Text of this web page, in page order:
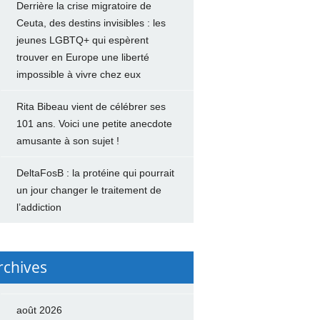
Derrière la crise migratoire de
Ceuta, des destins invisibles : les
jeunes LGBTQ+ qui espèrent
trouver en Europe une liberté
impossible à vivre chez eux
Rita Bibeau vient de célébrer ses
101 ans. Voici une petite anecdote
amusante à son sujet !
DeltaFosB : la protéine qui pourrait
un jour changer le traitement de
l’addiction
août 2026